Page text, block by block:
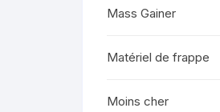
Mass Gainer
Matériel de frappe
Moins cher